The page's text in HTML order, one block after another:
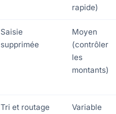
rapide)
Saisie
supprimée
Moyen
(contrôler
les
montants)
Tri et routage
Variable